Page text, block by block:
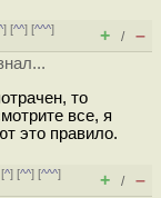
] [^^] [^^^]
+ / –
то
все, я
это правило.
^] [^^] [^^^]
+ / –